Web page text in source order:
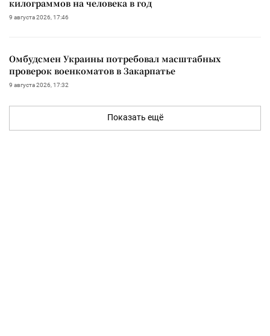
килограммов на человека в год
9 августа 2026, 17:46
Омбудсмен Украины потребовал масштабных
проверок военкоматов в Закарпатье
9 августа 2026, 17:32
Показать ещё